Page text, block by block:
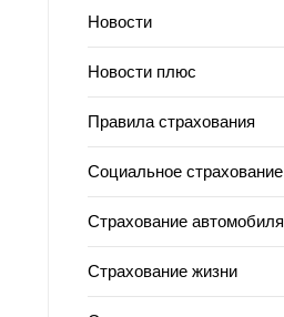
Новости
Новости плюс
Правила страхования
Социальное страхование
Страхование автомобиля
Страхование жизни